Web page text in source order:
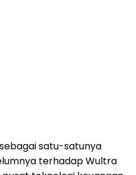
satu-satunya
terhadap Wultra